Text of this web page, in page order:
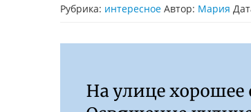
Рубрика: интересное Автор: Мария